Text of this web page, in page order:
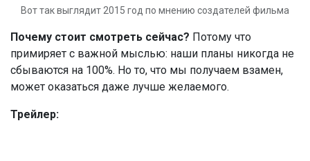
Вот так выглядит 2015 год по мнению создателей фильма
Почему стоит смотреть сейчас? Потому что
примиряет с важной мыслью: наши планы никогда не
сбываются на 100%. Но то, что мы получаем взамен,
может оказаться даже лучше желаемого.
Трейлер: